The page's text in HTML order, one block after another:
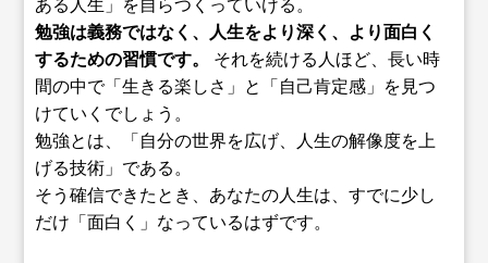
勉強は義務ではなく、人生をより深く、より面白く
するための習慣です。
それを続ける人ほど、長い時
間の中で「生きる楽しさ」と「自己肯定感」を見つ
けていくでしょう。
勉強とは、「自分の世界を広げ、人生の解像度を上
げる技術」である。
そう確信できたとき、あなたの人生は、すでに少し
だけ「面白く」なっているはずです。